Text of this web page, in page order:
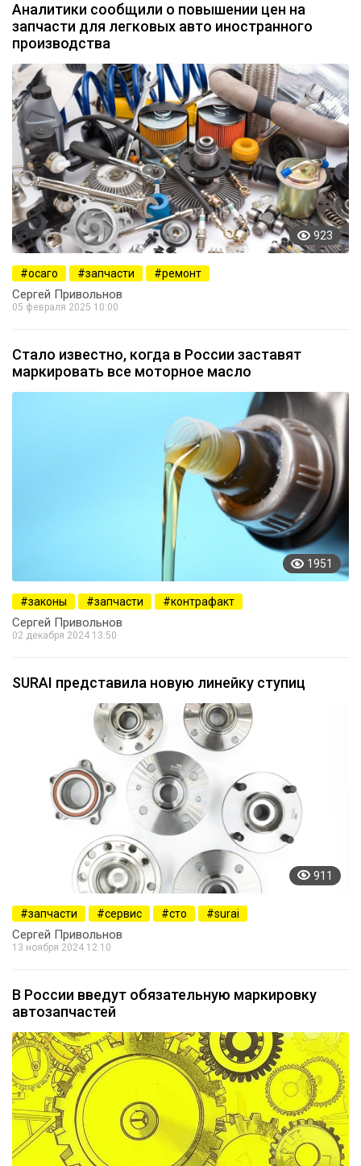
Аналитики сообщили о повышении цен на
запчасти для легковых авто иностранного
производства
923
осаго запчасти ремонт
Сергей Привольнов
05 февраля 2025 10:00
Стало известно, когда в России заставят
маркировать все моторное масло
1951
законы запчасти контрафакт
Сергей Привольнов
02 декабря 2024 13:50
SURAI представила новую линейку ступиц
911
запчасти сервис сто surai
Сергей Привольнов
13 ноября 2024 12:10
В России введут обязательную маркировку
автозапчастей